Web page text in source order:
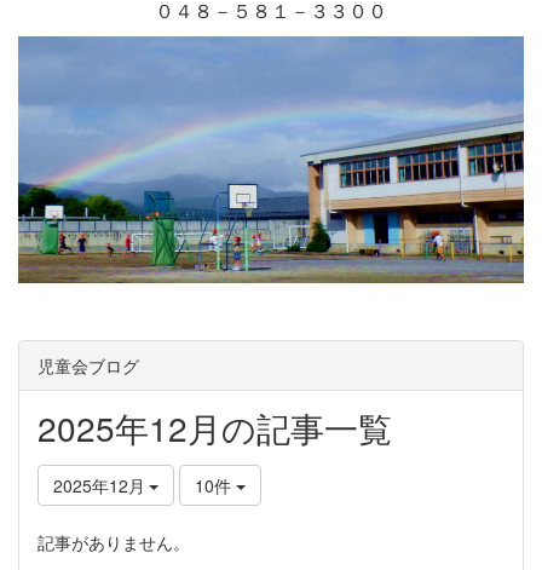
０４８－５８１－３３００
児童会ブログ
2025年12月の記事一覧
2025年12月 10件
記事がありません。